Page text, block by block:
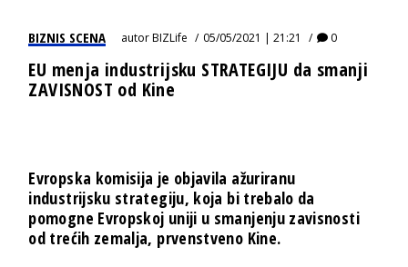
BIZNIS SCENA autorBIZLife 05/05/2021 | 21:21 0
EU menja industrijsku STRATEGIJU da smanji
ZAVISNOST od Kine
Evropska komisija je objavila ažuriranu
industrijsku strategiju, koja bi trebalo da
pomogne Evropskoj uniji u smanjenju zavisnosti
od trećih zemalja, prvenstveno Kine.